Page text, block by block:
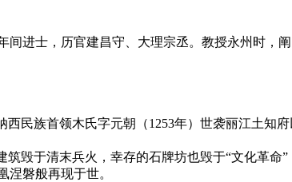
进士，历官建昌守、大理宗丞。教授永州时，
民族首领木氏字元朝（1253年）世袭丽江土知
毁于清末兵火，幸存的石牌坊也毁于“文化革命”
磐般再现于世。